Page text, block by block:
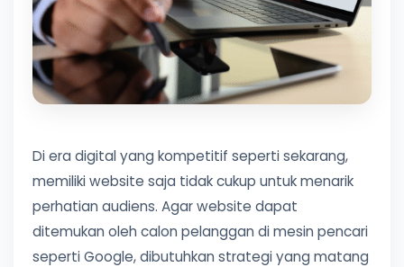
Di era digital yang kompetitif seperti sekarang,
memiliki website saja tidak cukup untuk menarik
perhatian audiens. Agar website dapat
ditemukan oleh calon pelanggan di mesin pencari
seperti Google, dibutuhkan strategi yang matang